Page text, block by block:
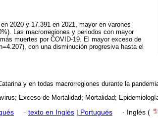
2020 y 17.391 en 2021, mayor en varones
Las macrorregiones y periodos con mayor
muertes por COVID-19. El mayor exceso de
con una disminución progresiva hasta el
y en todas macrorregiones durante la
Exceso de Mortalidad; Mortalidad;
· texto en Inglés Portugués · Inglés (